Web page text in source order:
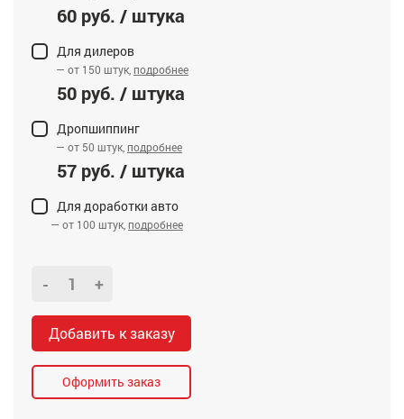
60 руб. / штука
Для дилеров
— от 150 штук, подробнее
50 руб. / штука
Дропшиппинг
— от 50 штук, подробнее
57 руб. / штука
Для доработки авто
— от 100 штук, подробнее
- +
Добавить к заказу
Оформить заказ